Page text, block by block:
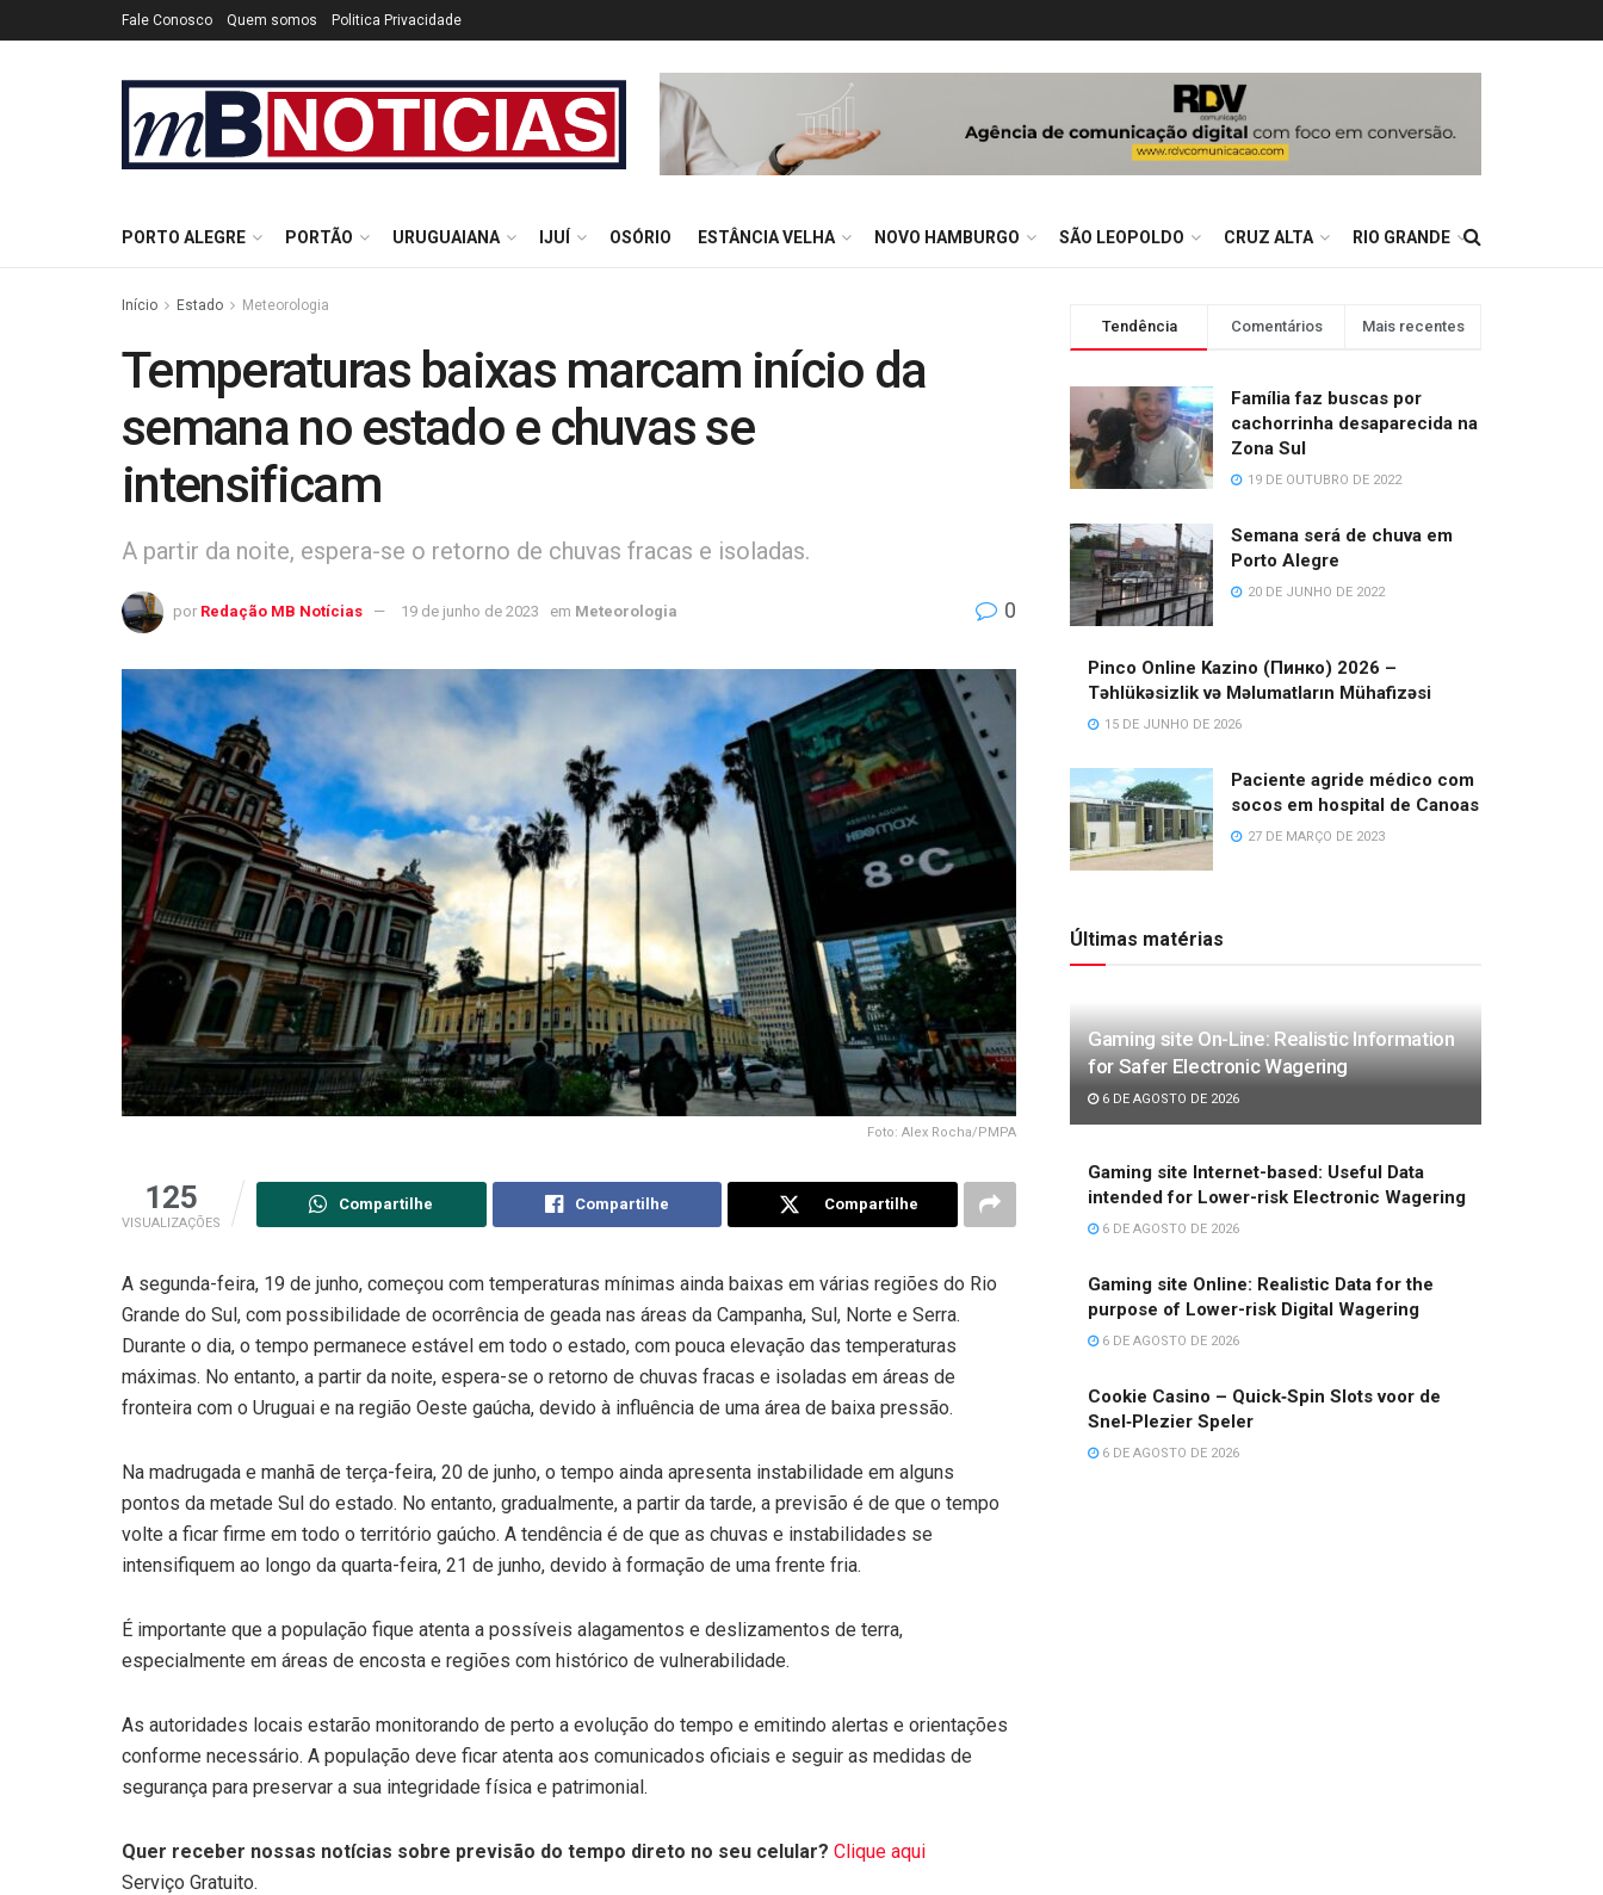
Fale Conosco Quem somos Politica Privacidade
PORTO ALEGRE PORTÃO URUGUAIANA IJUÍ OSÓRIO ESTÂNCIA VELHA NOVO HAMBURGO SÃO LEOPOLDO CRUZ ALTA RIO GRANDE
Início Estado Meteorologia
Temperaturas baixas marcam início da
semana no estado e chuvas se
intensificam
A partir da noite, espera-se o retorno de chuvas fracas e isoladas.
por Redação MB Notícias 19 de junho de 2023 em Meteorologia 0
Foto: Alex Rocha/PMPA
125
VISUALIZAÇÕES
Compartilhe Compartilhe Compartilhe
A segunda-feira, 19 de junho, começou com temperaturas mínimas ainda baixas em várias regiões do Rio
Grande do Sul, com possibilidade de ocorrência de geada nas áreas da Campanha, Sul, Norte e Serra.
Durante o dia, o tempo permanece estável em todo o estado, com pouca elevação das temperaturas
máximas. No entanto, a partir da noite, espera-se o retorno de chuvas fracas e isoladas em áreas de
fronteira com o Uruguai e na região Oeste gaúcha, devido à influência de uma área de baixa pressão.
Na madrugada e manhã de terça-feira, 20 de junho, o tempo ainda apresenta instabilidade em alguns
pontos da metade Sul do estado. No entanto, gradualmente, a partir da tarde, a previsão é de que o tempo
volte a ficar firme em todo o território gaúcho. A tendência é de que as chuvas e instabilidades se
intensifiquem ao longo da quarta-feira, 21 de junho, devido à formação de uma frente fria.
É importante que a população fique atenta a possíveis alagamentos e deslizamentos de terra,
especialmente em áreas de encosta e regiões com histórico de vulnerabilidade.
As autoridades locais estarão monitorando de perto a evolução do tempo e emitindo alertas e orientações
conforme necessário. A população deve ficar atenta aos comunicados oficiais e seguir as medidas de
segurança para preservar a sua integridade física e patrimonial.
Quer receber nossas notícias sobre previsão do tempo direto no seu celular? Clique aqui
Serviço Gratuito.
Tendência Comentários Mais recentes
Família faz buscas por
cachorrinha desaparecida na
Zona Sul
19 DE OUTUBRO DE 2022
Semana será de chuva em
Porto Alegre
20 DE JUNHO DE 2022
Pinco Online Kazino (Пинко) 2026 –
Təhlükəsizlik və Məlumatların Mühafizəsi
15 DE JUNHO DE 2026
Paciente agride médico com
socos em hospital de Canoas
27 DE MARÇO DE 2023
Últimas matérias
Gaming site On-Line: Realistic Information
for Safer Electronic Wagering
6 DE AGOSTO DE 2026
Gaming site Internet-based: Useful Data
intended for Lower-risk Electronic Wagering
6 DE AGOSTO DE 2026
Gaming site Online: Realistic Data for the
purpose of Lower-risk Digital Wagering
6 DE AGOSTO DE 2026
Cookie Casino – Quick‑Spin Slots voor de
Snel‑Plezier Speler
6 DE AGOSTO DE 2026